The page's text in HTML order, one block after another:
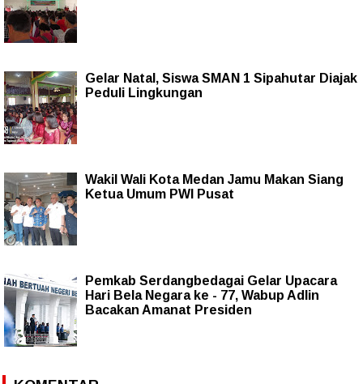
Gelar Natal, Siswa SMAN 1 Sipahutar Diajak
Peduli Lingkungan
Wakil Wali Kota Medan Jamu Makan Siang
Ketua Umum PWI Pusat
Pemkab Serdangbedagai Gelar Upacara
Hari Bela Negara ke - 77, Wabup Adlin
Bacakan Amanat Presiden